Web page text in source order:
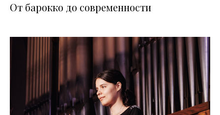
От барокко до современности